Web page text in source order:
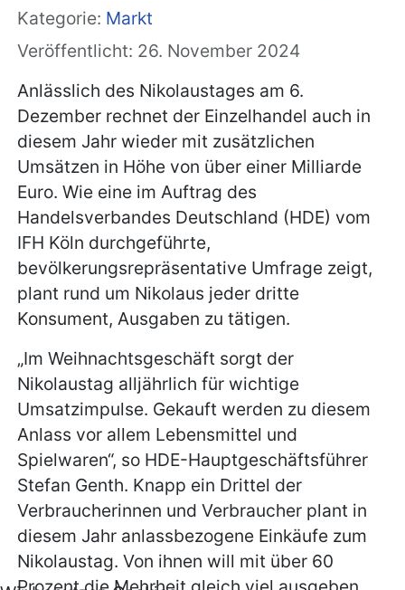
Kategorie: Markt
Veröffentlicht: 26. November 2024
Anlässlich des Nikolaustages am 6.
Dezember rechnet der Einzelhandel auch in
diesem Jahr wieder mit zusätzlichen
Umsätzen in Höhe von über einer Milliarde
Euro. Wie eine im Auftrag des
Handelsverbandes Deutschland (HDE) vom
IFH Köln durchgeführte,
bevölkerungsrepräsentative Umfrage zeigt,
plant rund um Nikolaus jeder dritte
Konsument, Ausgaben zu tätigen.
„Im Weihnachtsgeschäft sorgt der
Nikolaustag alljährlich für wichtige
Umsatzimpulse. Gekauft werden zu diesem
Anlass vor allem Lebensmittel und
Spielwaren“, so HDE-Hauptgeschäftsführer
Stefan Genth. Knapp ein Drittel der
Verbraucherinnen und Verbraucher plant in
diesem Jahr anlassbezogene Einkäufe zum
Nikolaustag. Von ihnen will mit über 60